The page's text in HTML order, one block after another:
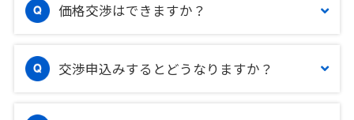
価格交渉はできますか？
交渉申込みするとどうなりますか？